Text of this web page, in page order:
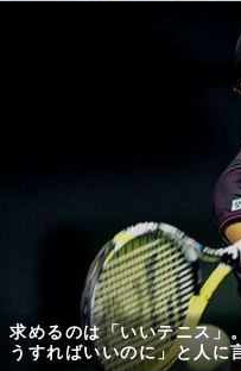
求めるのは「いいテニス」
うすればいいのに」と人に